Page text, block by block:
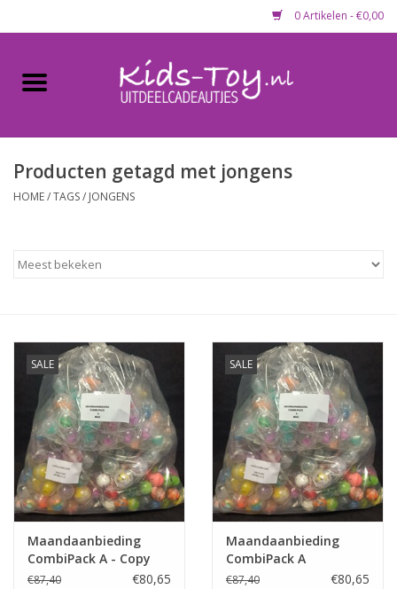
0 Artikelen - €0,00
Home
Gevulde capsules & mixen
Uitdeelcadeautjes
Maandaanbieding
Lege capsules
Speelgoedautomaten
Speelgoedpakketten
Gevulde capsules & mixen
Klein speelgoed
Producten getagd met jongens
HOME/TAGS/ JONGENS
SALE
Maandaanbieding
CombiPack A - Copy
€87,40 €80,65
SALE
Maandaanbieding
CombiPack A
€87,40 €80,65